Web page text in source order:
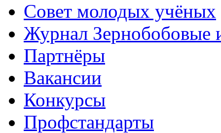
Совет молодых учёных
Журнал Зернобобовые
Партнёры
Вакансии
Конкурсы
Профстандарты